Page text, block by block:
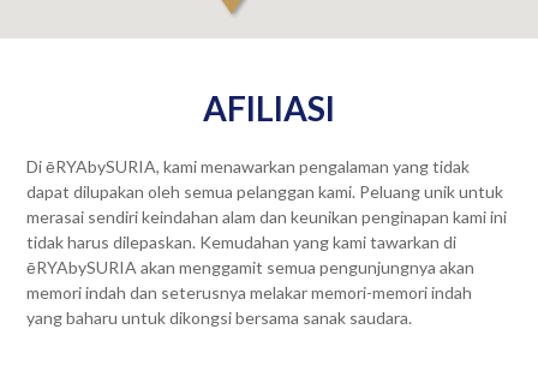
AFILIASI
Di ēRYAbySURIA, kami menawarkan pengalaman yang tidak
dapat dilupakan oleh semua pelanggan kami. Peluang unik untuk
merasai sendiri keindahan alam dan keunikan penginapan kami ini
tidak harus dilepaskan. Kemudahan yang kami tawarkan di
ēRYAbySURIA akan menggamit semua pengunjungnya akan
memori indah dan seterusnya melakar memori-memori indah
yang baharu untuk dikongsi bersama sanak saudara.